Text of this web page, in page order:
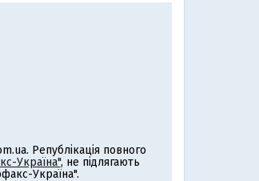
Републікація повного
Україна", не підлягають
Україна".